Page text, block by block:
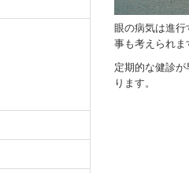
眼の病気は進行
事も考えられま
定期的な健診
ります。